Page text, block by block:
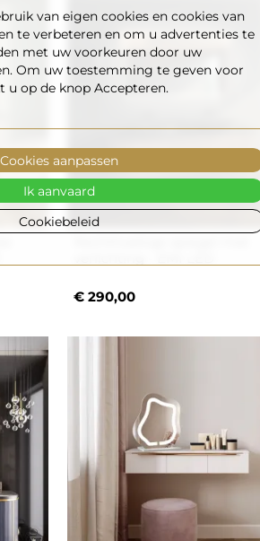
€ 290,00
van eigen cookies en cookies van
te verbeteren en om u advertenties te
met uw voorkeuren door uw
Om uw toestemming te geven voor
u op de knop Accepteren.
Cookiebeleid
Cookies aanpassen
Ik aanvaard